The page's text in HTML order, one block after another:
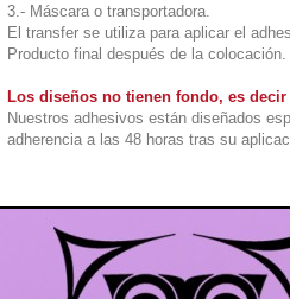
3.- Máscara o transportadora.
El transfer se utiliza para aplicar el
Producto final después de la colocación.
Los diseños no tienen fondo, es
Nuestros adhesivos están diseñados
adherencia a las 48 horas tras su